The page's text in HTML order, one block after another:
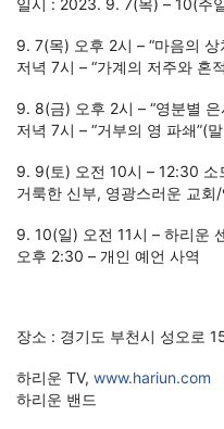
일시 : 2023. 9. 7(목) – 10(주
9. 7(목) 오후 2시 – “마음의
저녁 7시 – “가계의 저주와 혼
9. 8(금) 오후 2시 – “영분별
저녁 7시 – “거부의 영 파쇄”(
9. 9(토) 오전 10시 – 12:30 소
거룩한 신부, 영광스러운 교회
9. 10(일) 오전 11시 – 하리운
오후 2:30 – 개인 예언 사역
장소 : 경기도 부천시 성오로
하리운 TV, www.hariun.com
하리운 밴드